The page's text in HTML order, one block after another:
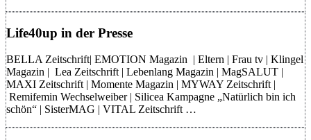
Life40up in der Presse
BELLA Zeitschrift| EMOTION Magazin | Eltern | Frau tv | Klingel
Magazin | Lea Zeitschrift | Lebenlang Magazin | MagSALUT |
MAXI Zeitschrift | Momente Magazin | MYWAY Zeitschrift |
Remifemin Wechselweiber | Silicea Kampagne „Natürlich bin ich
schön“ | SisterMAG | VITAL Zeitschrift …